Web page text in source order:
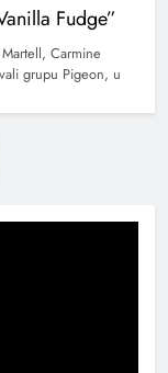
Fudge”
Carmine
grupu Pigeon, u